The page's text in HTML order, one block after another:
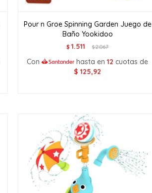
Pour n Groe Spinning Garden Juego de
Baño Yookidoo
$ 1.511 $2.067
Con hasta en12 cuotas de
$ 125,92